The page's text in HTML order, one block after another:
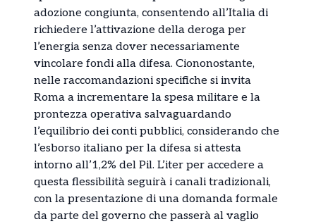
adozione congiunta, consentendo all’Italia di
richiedere l’attivazione della deroga per
l’energia senza dover necessariamente
vincolare fondi alla difesa. Ciononostante,
nelle raccomandazioni specifiche si invita
Roma a incrementare la spesa militare e la
prontezza operativa salvaguardando
l’equilibrio dei conti pubblici, considerando che
l’esborso italiano per la difesa si attesta
intorno all’1,2% del Pil. L’iter per accedere a
questa flessibilità seguirà i canali tradizionali,
con la presentazione di una domanda formale
da parte del governo che passerà al vaglio